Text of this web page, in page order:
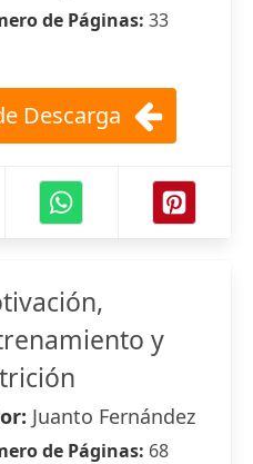
de Páginas: 33
Descarga
y
Juanto Fernández
de Páginas: 68